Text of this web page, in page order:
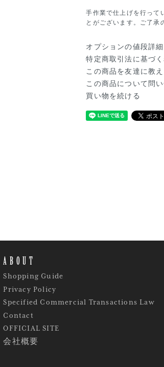
手作業で仕上げを行って
とがございます。ご了承
オプションの値段詳細
特定商取引法に基づく
この商品を友達に教え
この商品について問
買い物を続ける
ABOUT
Shopping Guide
Privacy Policy
Specified Commercial Transactions Law
Contact
OFFICIAL SITE
会社概要